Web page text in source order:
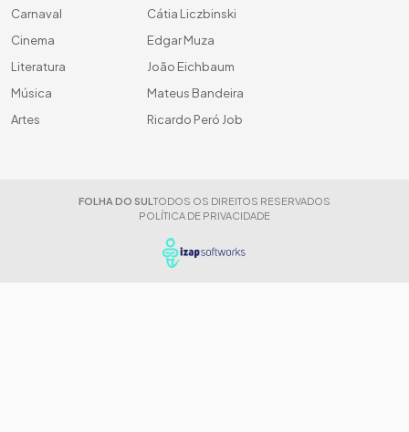
Carnaval
Cinema
Literatura
Música
Artes
Cátia Liczbinski
Edgar Muza
João Eichbaum
Mateus Bandeira
Ricardo Peró Job
FOLHA DO SUL TODOS OS DIREITOS RESERVADOS
POLÍTICA DE PRIVACIDADE